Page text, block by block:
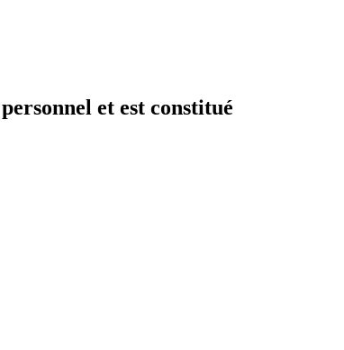
et est constitué